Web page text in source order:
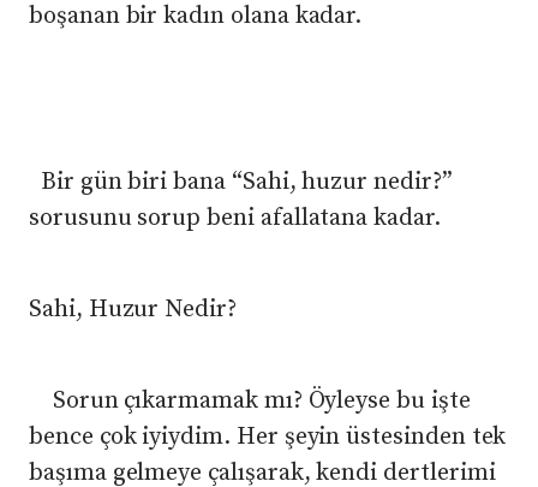
boşanan bir kadın olana kadar.
Bir gün biri bana “Sahi, huzur nedir?”
sorusunu sorup beni afallatana kadar.
​Sahi, Huzur Nedir?
​ Sorun çıkarmamak mı? Öyleyse bu işte
bence çok iyiydim. Her şeyin üstesinden tek
başıma gelmeye çalışarak, kendi dertlerimi